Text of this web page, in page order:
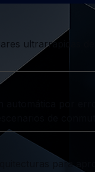
ultrarrápidas de
automática por
de
para